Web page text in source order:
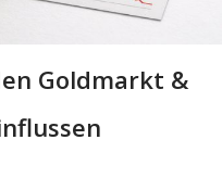
Goldmarkt &